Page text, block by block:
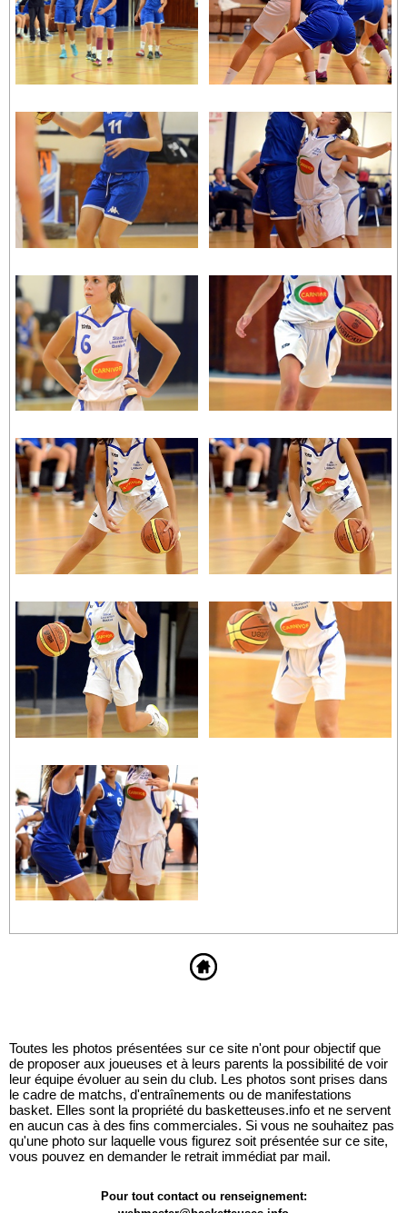
Toutes les photos présentées sur ce site n'ont pour objectif que
de proposer aux joueuses et à leurs parents la possibilité de voir
leur équipe évoluer au sein du club. Les photos sont prises dans
le cadre de matchs, d'entraînements ou de manifestations
basket. Elles sont la propriété du basketteuses.info et ne servent
en aucun cas à des fins commerciales. Si vous ne souhaitez pas
qu'une photo sur laquelle vous figurez soit présentée sur ce site,
vous pouvez en demander le retrait immédiat par mail.
Pour tout contact ou renseignement: